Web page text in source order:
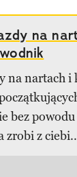
na
na nartach i
bez
zrobi z